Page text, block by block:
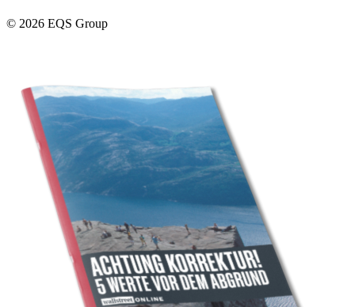
© 2026 EQS Group